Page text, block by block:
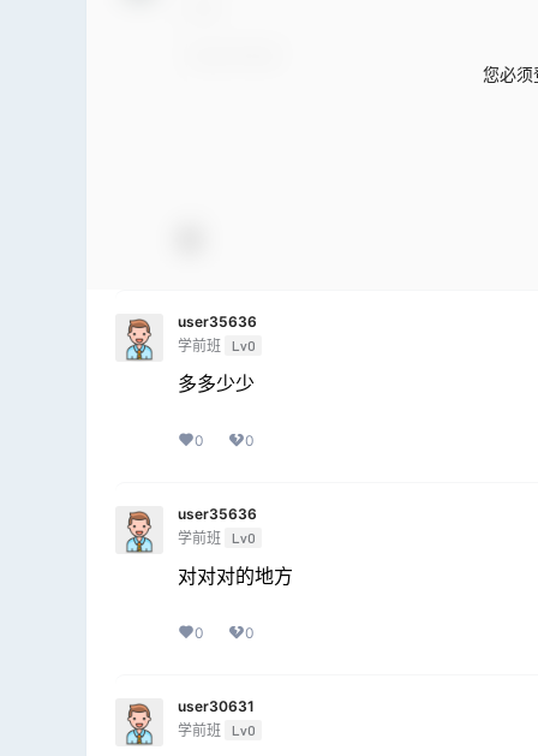
您必须
user35636
学前班 Lv0
多多少少
0 0
user35636
学前班 Lv0
对对对的地方
0 0
user30631
学前班 Lv0